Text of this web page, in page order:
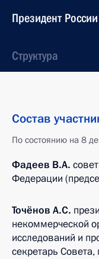
Президент России
Структура
Состав
По состоянию на 8
Фадеев В.А.
Федерации
Точёнов А.С.
некоммерческой
исследований и
секретарь